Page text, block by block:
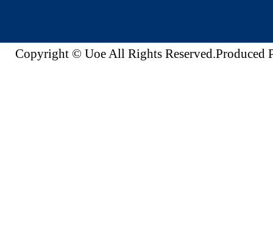
Copyright © Uoe All Rights Reserved.Produced